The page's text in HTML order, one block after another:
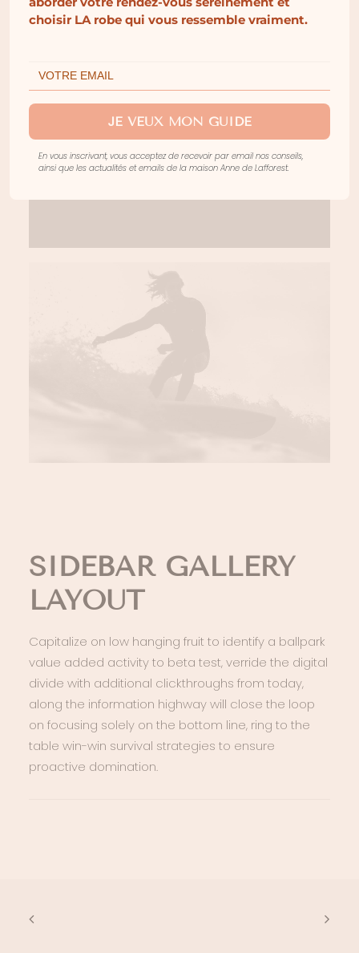
SIDEBAR GALLERY
LAYOUT
Capitalize on low hanging fruit to identify a ballpark
value added activity to beta test, verride the digital
divide with additional clickthroughs from today,
along the information highway will close the loop
on focusing solely on the bottom line, ring to the
table win-win survival strategies to ensure
proactive domination.
choisir LA robe qui vous ressemble vraiment.
JE VEUX MON GUIDE
En vous inscrivant, vous acceptez de recevoir par email nos conseils,
ainsi que les actualités et emails de la maison Anne de Lafforest.